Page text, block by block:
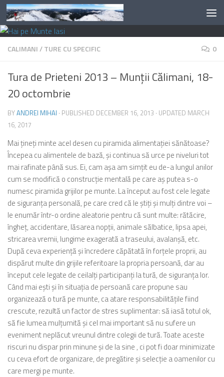
Skip to content
CALIMANI/TURE CU SPECIFIC 0
Tura de Prieteni 2013 – Munţii Călimani, 18-
20 octombrie
BYANDREI MIHAI · PUBLISHED DECEMBER 16, 2013 · UPDATED MARCH
16, 2017
Mai ţineţi minte acel desen cu piramida alimentaţiei sănătoase?
Începea cu alimentele de bază, şi continua să urce pe niveluri tot
mai rafinate până sus. Ei, cam aşa am simţit eu de-a lungul anilor
cum se modifică o construcţie mentală pe care aş putea s-o
numesc piramida grijilor pe munte. La început au fost cele legate
de siguranţa personală, pe care cred că le ştiţi şi mulţi dintre voi –
le enumăr într-o ordine aleatorie pentru că sunt multe: rătăcire,
îngheţ, accidentare, lăsarea nopţii, animale sălbatice, lipsa apei,
stricarea vremii, lungime exagerată a traseului, avalanşă, etc.
După ceva experienţă şi încredere căpătată în forţele proprii, au
dispărut multe din grijile referitoare la propria persoană, dar au
început cele legate de ceilalţi participanţi la tură, de siguranţa lor.
Când mai eşti şi în situaţia de persoană care propune sau
organizează o tură pe munte, ca atare responsabilităţile fiind
crescute, rezultă un factor de stres suplimentar: să iasă totul ok,
să fie lumea mulţumită şi cel mai important să nu sufere un
eveniment neplăcut vreunul dintre colegii de tură. Toate aceste
riscuri nu dispar prin minune şi de la sine , ci pot fi doar minimizate
cu ceva efort de organizare, de pregătire şi selecţie a oamenilor cu
care mergi pe munte.